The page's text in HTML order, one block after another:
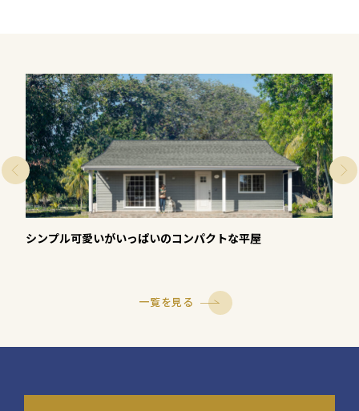
シンプル可愛いがいっぱいのコンパクトな平屋
一覧を見る